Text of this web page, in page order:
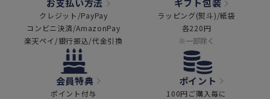
お支払い方法
クレジット/PayPay
コンビニ決済/AmazonPay
楽天ペイ/銀行振込/代金引換
ギフト包装
ラッピング(熨斗)/紙袋
各220円
※一部除く
会員特典
ポイント付与
ポイント
100円ご購入毎に